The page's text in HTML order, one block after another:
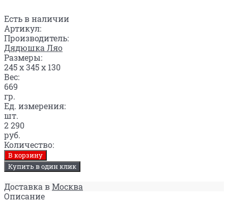
Есть в наличии
Артикул:
Производитель:
Дядюшка Ляо
Размеры:
245 x 345 x 130
Вес:
669
гр.
Ед. измерения:
шт.
2 290
руб.
Количество:
В корзину
Купить в один клик
Доставка вМосква
Описание